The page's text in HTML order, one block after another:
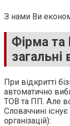
З нами Ви
Фірма та
загальні
При відкритті
автоматично
ТОВ та ПП. Але
Словаччині
організацій):